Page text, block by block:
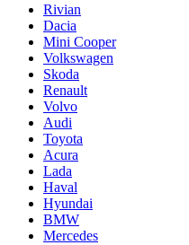
Rivian
Dacia
Mini Cooper
Volkswagen
Skoda
Renault
Volvo
Audi
Toyota
Acura
Lada
Haval
Hyundai
BMW
Mercedes